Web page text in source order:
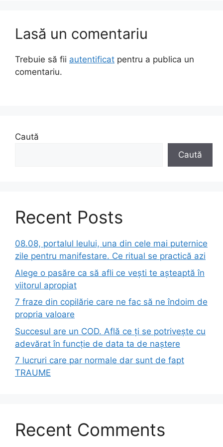
Lasă un comentariu
Trebuie să fii autentificat pentru a publica un
comentariu.
Caută
Caută
Recent Posts
08.08, portalul leului, una din cele mai puternice
zile pentru manifestare. Ce ritual se practică azi
Alege o pasăre ca să afli ce vești te așteaptă în
viitorul apropiat
7 fraze din copilărie care ne fac să ne îndoim de
propria valoare
Succesul are un COD. Află ce ți se potrivește cu
adevărat în funcție de data ta de naștere
7 lucruri care par normale dar sunt de fapt
TRAUME
Recent Comments